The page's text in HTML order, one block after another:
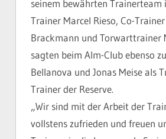
seinem bewährten Trainerteam
Trainer Marcel Rieso, Co-
Brackmann und Torwarttrainer
sagten beim Alm-Club ebenso
Bellanova und Jonas Meise als
Trainer der Reserve.
„Wir sind mit der Arbeit der
vollstens zufrieden und freuen